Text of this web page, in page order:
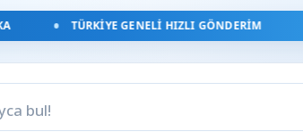
TÜRKIYE GENELI HIZLI GÖNDERIM